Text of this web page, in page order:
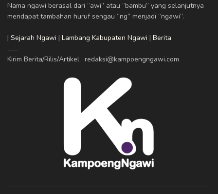
Nama ngawi berasal dari “awi” atau “bambu” yang selanjutnya
mendapat tambahan huruf sengau “ng” menjadi “ngawi”.
| Sejarah Ngawi | Lambang Kabupaten Ngawi | Berita
Kirim Berita/Rilis/Artikel : redaksi@kampoengngawi.com